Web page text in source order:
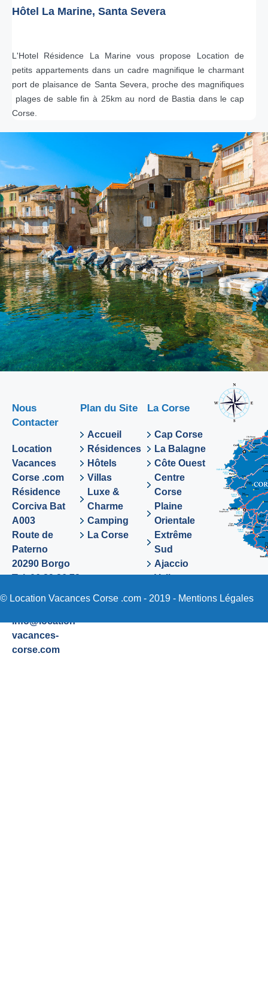
Hôtel La Marine, Santa Severa
L'Hotel Résidence La Marine vous propose Location de
petits appartements dans un cadre magnifique le charmant
port de plaisance de Santa Severa, proche des magnifiques
plages de sable fin à 25km au nord de Bastia dans le cap
Corse.
Nous
Contacter
Location
Vacances
Corse .com
Résidence
Corciva Bat
A003
Route de
Paterno
20290 Borgo
Tel. 06 89 36 72
info@location-
vacances-
corse.com
Plan du Site
Accueil
Résidences
Hôtels
Villas
Luxe &
Charme
Camping
La Corse
La Corse
Cap Corse
La Balagne
Côte Ouest
Centre
Corse
Plaine
Orientale
Extrême
Sud
Ajaccio
Valinco
Sartene
© Location Vacances Corse .com - 2019 - Mentions Légales